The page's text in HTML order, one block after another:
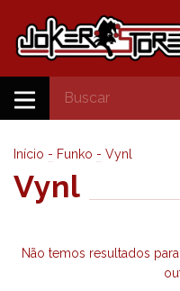
Início - Funko - Vynl
Vynl
Não temos resultados